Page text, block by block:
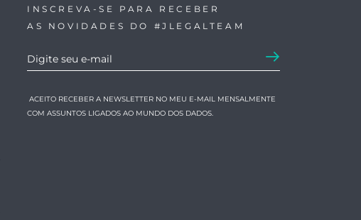
INSCREVA-SE PARA RECEBER
AS NOVIDADES DO #JLEGALTEAM
ACEITO RECEBER A NEWSLETTER NO MEU E-MAIL MENSALMENTE
COM ASSUNTOS LIGADOS AO MUNDO DOS DADOS.